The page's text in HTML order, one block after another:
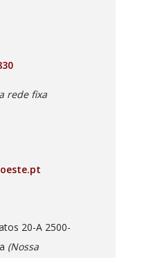
rede fixa
20-A 2500-
(Nossa